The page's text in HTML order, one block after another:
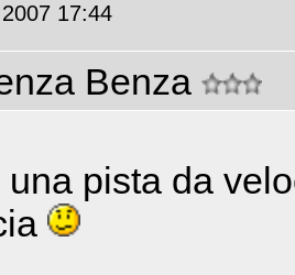
17:44
Benza
pista da